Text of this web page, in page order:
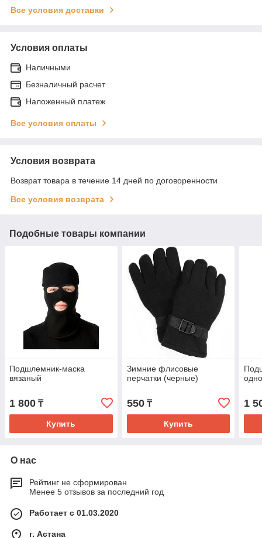
Все условия доставки
Условия оплаты
Наличными
Безналичный расчет
Наложенный платеж
Все условия оплаты
Условия возврата
Возврат товара в течение 14 дней по договоренности
Все условия возврата
Подобные товары компании
Подшлемник-маска
вязаный
1 800 ₸
Купить
Зимние флисовые
перчатки (черные)
550₸
Купить
1
О нас
Рейтинг не сформирован
Менее 5 отзывов за последний год
Работает с 01.03.2020
г. Астана